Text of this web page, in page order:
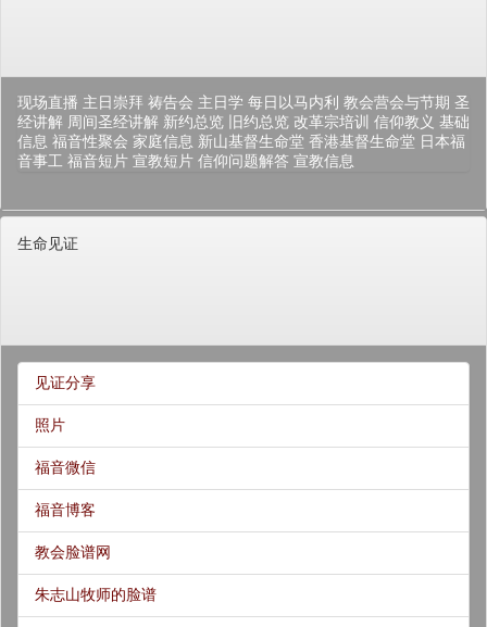
现场直播 主日崇拜 祷告会 主日学 每日以马内利 教会营会与节期 圣
经讲解 周间圣经讲解 新约总览 旧约总览 改革宗培训 信仰教义 基础
信息 福音性聚会 家庭信息 新山基督生命堂 香港基督生命堂 日本福
音事工 福音短片 宣教短片 信仰问题解答 宣教信息
生命见证
见证分享
照片
福音微信
福音博客
教会脸谱网
朱志山牧师的脸谱